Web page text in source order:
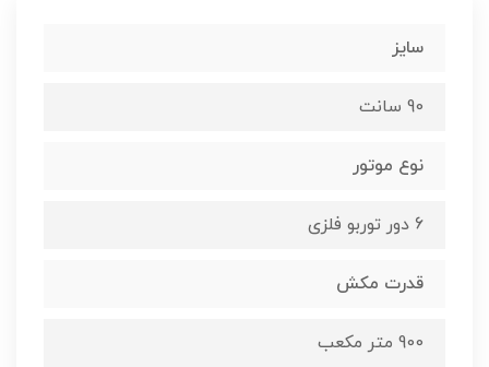
سایز
90 سانت
نوع موتور
6 دور توربو فلزی
قدرت مکش
900 متر مکعب